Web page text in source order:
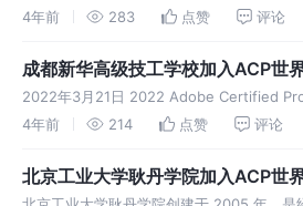
简称：ACP世界大赛）中国赛区正式拉开帷
4年前 283 点赞 评论
成都新华高级技工学校加入ACP世
秀精英努力
2022年3月21日 2022 Adobe Certified
简称：ACP世界大赛）中国赛区正式拉开帷
4年前 214 点赞 评论
北京工业大学耿丹学院加入ACP世